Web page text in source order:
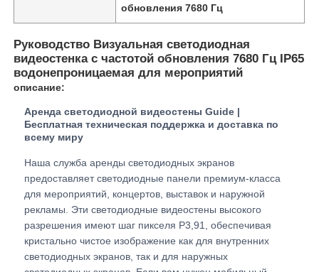
О нас
Экскурсия по фабрике
Контроль качества
Свяжитесь с нами
Новости
Случаи
обновления 7680 Гц
Руководство Визуальная светодиодная
видеостенка с частотой обновления 7680 Гц IP65
водонепроницаемая для мероприятий
описание:
Аренда светодиодной видеостены Guide |
Бесплатная техническая поддержка и доставка по
всему миру
Наша служба аренды светодиодных экранов
предоставляет светодиодные панели премиум-класса
для мероприятий, концертов, выставок и наружной
рекламы. Эти светодиодные видеостены высокого
разрешения имеют шаг пикселя P3,91, обеспечивая
кристально чистое изображение как для внутренних
светодиодных экранов, так и для наружных